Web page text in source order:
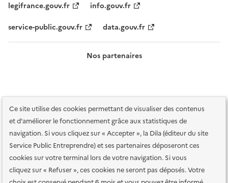
Ce site utilise des cookies permettant de visualiser des contenus
et d'améliorer le fonctionnement grâce aux statistiques de
navigation. Si vous cliquez sur « Accepter », la Dila (éditeur du site
Service Public Entreprendre) et ses partenaires déposeront ces
cookies sur votre terminal lors de votre navigation. Si vous
cliquez sur « Refuser », ces cookies ne seront pas déposés. Votre
legifrance.gouv.fr
info.gouv.fr
service-public.gouv.fr
data.gouv.fr
Nos partenaires
Plan du site Accessibilité : totalement conforme
Accessibilité des
services en ligne
Mentions légales Données personnelles et sécurité